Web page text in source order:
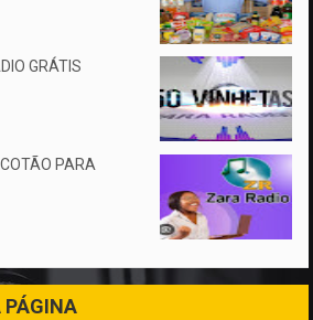
GRÁTIS
PARA
PÁGINA